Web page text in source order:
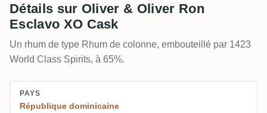
Détails sur Oliver & Oliver Ron
Esclavo XO Cask
Un rhum de type Rhum de colonne, embouteillé par 1423
World Class Spirits, à 65%.
PAYS
République dominicaine